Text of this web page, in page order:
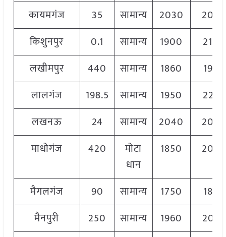
कायमगंज
35 सामान्य 2030
2050
किशुनपुर
0.1 सामान्य 1900
2100
लखीमपुर
440 सामान्य 1860
1960
लालगंज
198.5 सामान्य 1950
2225
लखनऊ
24 सामान्य 2040
2040
माधोगंज
420
मोटा
धान
1850 2040
मैगलगंज 90 सामान्य 1750
1890
मैनपुरी
250 सामान्य 1960
2046